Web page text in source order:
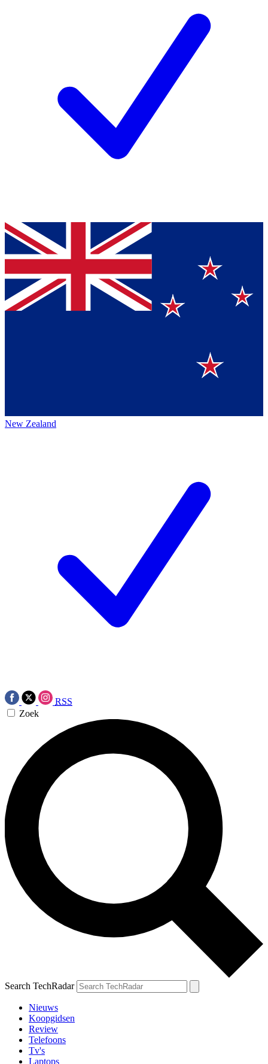
New Zealand
RSS
Zoek
Search TechRadar
Nieuws
Koopgidsen
Review
Telefoons
Tv's
Laptops